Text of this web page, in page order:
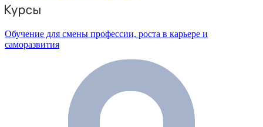
Обучение для смены профессии, роста в карьере и
саморазвития